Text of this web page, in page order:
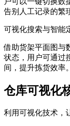
告别人工记录的繁
可视化搜索与智能
借助货架平面图与
状态，用户可通过
间，提升拣货效率。
仓库可视化
利用可视化技术，